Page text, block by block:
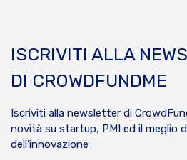
ISCRIVITI ALLA
DI CROWDFUNDME
Iscriviti alla newsletter di
novità su startup, PMI ed il meglio
dell’innovazione